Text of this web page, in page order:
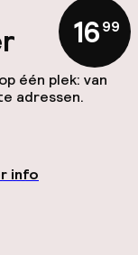
één plek: van
adressen.
16,99
info